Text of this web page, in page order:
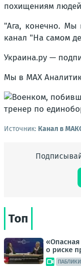
похищениям
"Ага, конечно. Мы
канал "На самом
Украина.ру —
Мы в MAX
Источник: Канал в
Топ
о риске
ПАБЛИКИ